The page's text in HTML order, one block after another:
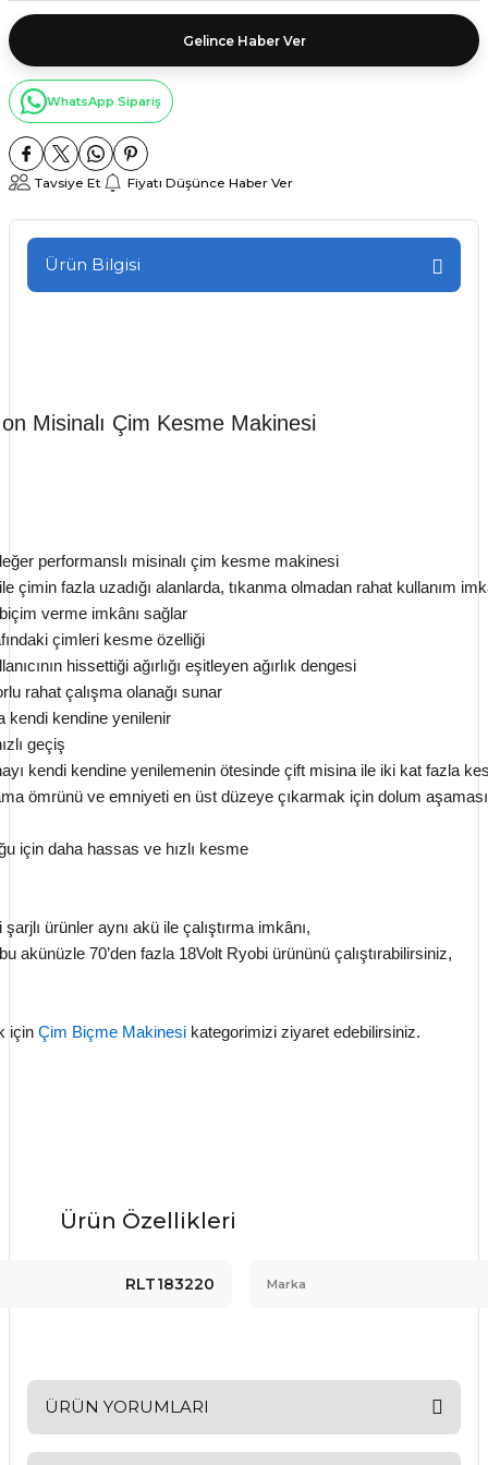
Gelince Haber Ver
WhatsApp Sipariş
Tavsiye Et Fiyatı Düşünce Haber Ver
Ürün Bilgisi
Misinalı Çim Kesme Makinesi
performanslı misinalı çim kesme makinesi
fazla uzadığı alanlarda, tıkanma olmadan rahat kullanım
verme imkânı sağlar
çimleri kesme özelliği
hissettiği ağırlığı eşitleyen ağırlık dengesi
rahat çalışma olanağı sunar
kendi kendine yenilenir
geçiş
kendi kendine yenilemenin ötesinde çift misina ile iki kat fazla
ömrünü ve emniyeti en üst düzeye çıkarmak için dolum
için daha hassas ve hızlı kesme
ürünler aynı akü ile çalıştırma imkânı,
akünüzle 70’den fazla 18Volt Ryobi ürününü çalıştırabilirsiniz,
için Çim Biçme Makinesi kategorimizi ziyaret edebilirsiniz.
Ürün Özellikleri
RLT183220 Marka
ÜRÜN YORUMLARI